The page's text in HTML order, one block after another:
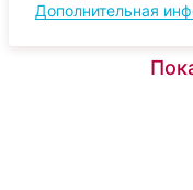
Дополнительная